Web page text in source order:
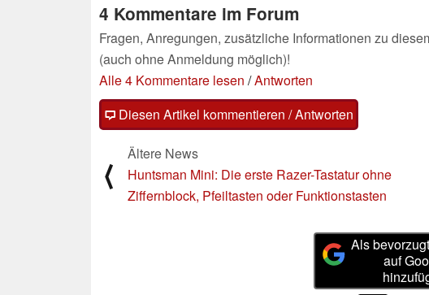
4 Kommentare im Forum
Fragen, Anregungen, zusätzliche Informationen zu
(auch ohne Anmeldung möglich)!
Alle 4 Kommentare lesen /Antworten
Diesen Artikel kommentieren / Antworten
⟨
Ältere News
Huntsman Mini: Die erste Razer-Tastatur ohne
Ziffernblock, Pfeiltasten oder Funktionstasten
Als
auf